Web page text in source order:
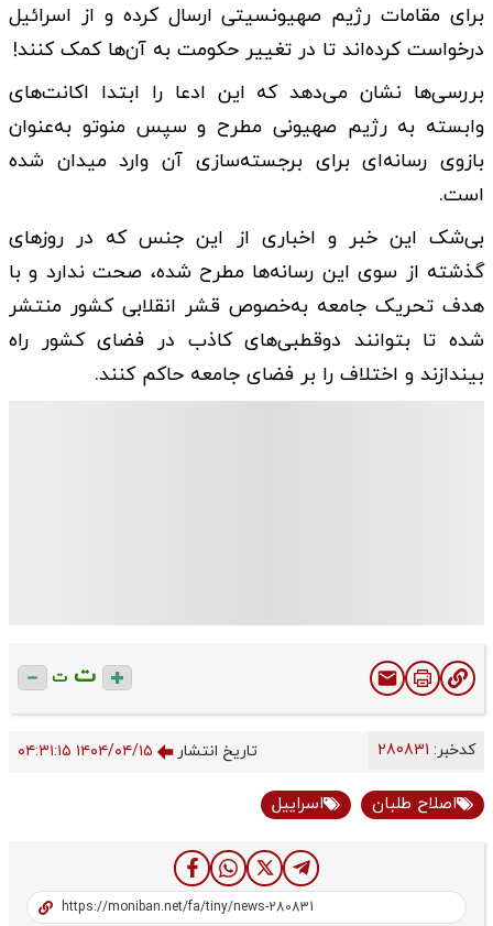
برای مقامات رژیم صهیونسیتی ارسال کرده و از اسرائیل
درخواست کرده‌اند تا در تغییر حکومت به آن‌ها کمک کنند!
بررسی‌ها نشان می‌دهد که این ادعا را ابتدا اکانت‌های
وابسته به رژیم صهیونی مطرح و سپس منوتو به‌عنوان
بازوی رسانه‌ای برای برجسته‌سازی آن وارد میدان شده
است.
بی‌شک این خبر و اخباری از این جنس که در روزهای
گذشته از سوی این رسانه‌ها مطرح شده، صحت ندارد و با
هدف تحریک جامعه به‌خصوص قشر انقلابی کشور منتشر
شده تا بتوانند دوقطبی‌های کاذب در فضای کشور راه
بیندازند و اختلاف را بر فضای جامعه حاکم کنند.
ت ت
کدخبر: تاریخ انتشار ۱۴۰۴/۰۴/۱۵ ۰۴:۳۱:۱۵
اصلاح طلبان اسراییل